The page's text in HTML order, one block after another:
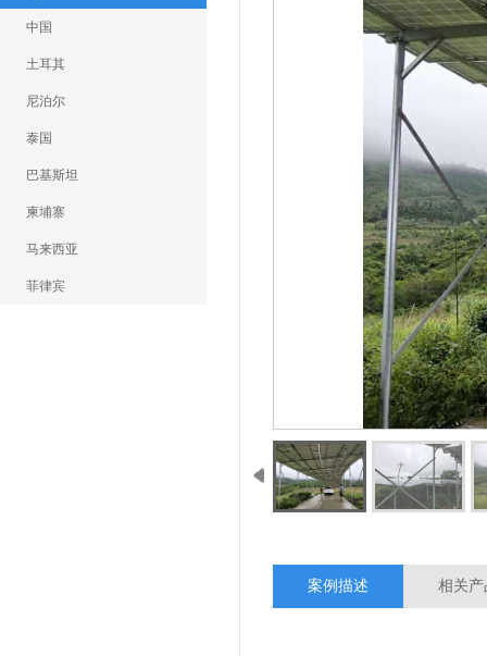
中国
土耳其
尼泊尔
泰国
巴基斯坦
柬埔寨
马来西亚
菲律宾
案例描述 相关产